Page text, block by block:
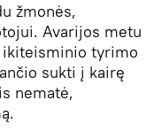
žmonės,
Avarijos metu
ikiteisminio tyrimo
sukti į kairę
nematė,